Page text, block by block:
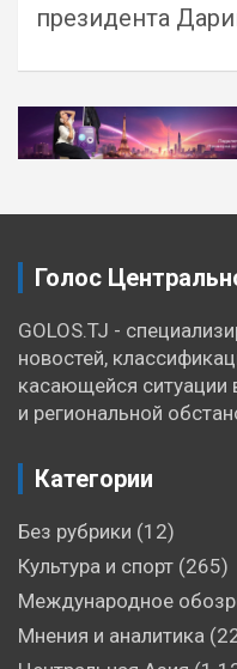
президента
Навигация
по
Голос
GOLOS.TJ -
новостей,
касающейся ситуации
и региональной
Категории
Без рубрики (12)
Культура и спорт (265)
Международное
Мнения и аналитика